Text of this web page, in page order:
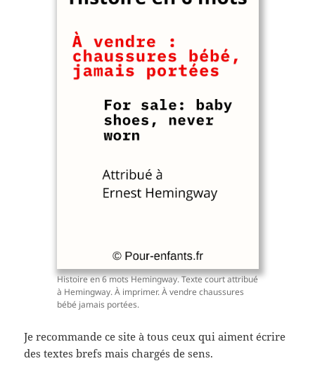
Histoire en 6 mots Hemingway. Texte court attribué
à Hemingway. À imprimer. À vendre chaussures
bébé jamais portées.
Je recommande ce site à tous ceux qui aiment écrire
des textes brefs mais chargés de sens.